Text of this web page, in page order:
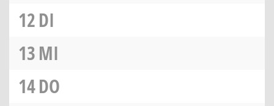
12DI
13MI
14DO